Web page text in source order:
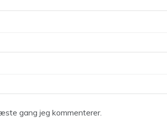
gang jeg kommenterer.